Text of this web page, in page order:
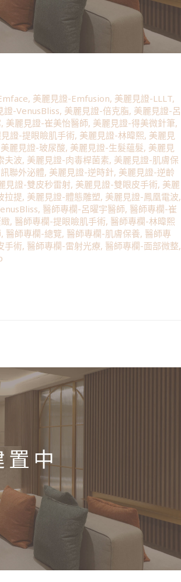
, 美麗見證-Emfusion, 美麗見證-LLLT,
證-VenusBliss, 美麗見證-倍克脂, 美麗見證-呂
, 美麗見證-崔美怡醫師, 美麗見證-得美微針筆,
證-提眼瞼肌手術, 美麗見證-林暐熙, 美麗見
美麗見證-玻尿酸, 美麗見證-生髮蘊髮, 美麗見
夫波, 美麗見證-肉毒桿菌素, 美麗見證-肌膚保
聯外泌體, 美麗見證-逆時針, 美麗見證-逆齡
見證-雙皮秒雷射, 美麗見證-雙眼皮手術, 美麗
拉提, 美麗見證-體態雕塑, 美麗見證-鳳凰電波,
, 醫師專欄-呂曜宇醫師, 醫師專欄-崔
, 醫師專欄-提眼瞼肌手術, 醫師專欄-林暐熙
, 醫師專欄-總覽, 醫師專欄-肌膚保養, 醫師專
手術, 醫師專欄-雷射光療, 醫師專欄-面部微整,